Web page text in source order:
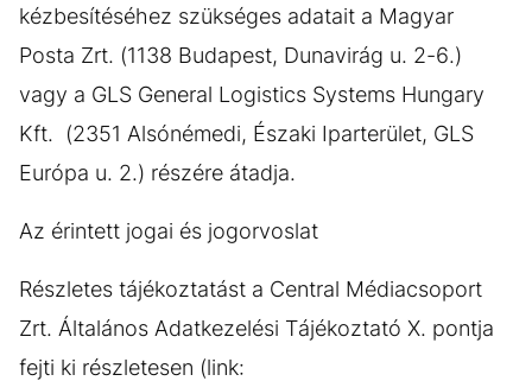
kézbesítéséhez szükséges adatait a Magyar
Posta Zrt. (1138 Budapest, Dunavirág u. 2-6.)
vagy a GLS General Logistics Systems Hungary
Kft. (2351 Alsónémedi, Északi Iparterület, GLS
Európa u. 2.) részére átadja.
Az érintett jogai és jogorvoslat
Részletes tájékoztatást a Central Médiacsoport
Zrt. Általános Adatkezelési Tájékoztató X. pontja
fejti ki részletesen (link: